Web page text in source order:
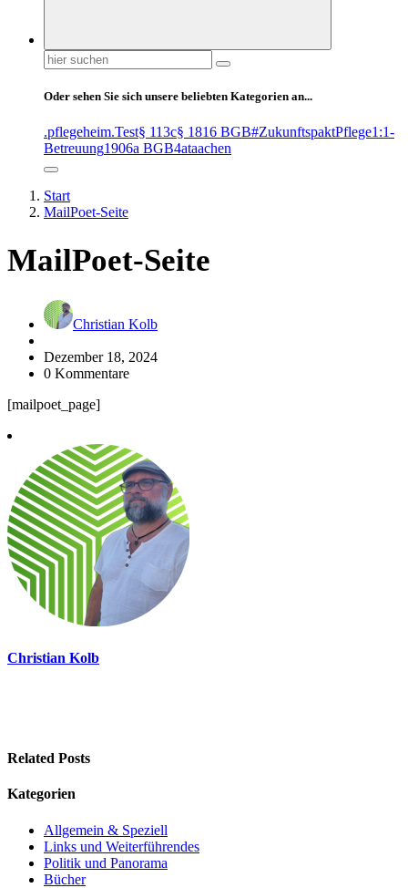
Suchen
nach:
Oder sehen Sie sich unsere beliebten Kategorien an...
.pflegeheim.Test§ 113c§ 1816 BGB#ZukunftspaktPflege1:1-
Betreuung1906a BGB4ataachen
Start
MailPoet-Seite
MailPoet-Seite
Christian Kolb
Dezember 18, 2024
0 Kommentare
[mailpoet_page]
Christian Kolb
Related Posts
Kategorien
Allgemein & Speziell
Links und Weiterführendes
Politik und Panorama
Bücher